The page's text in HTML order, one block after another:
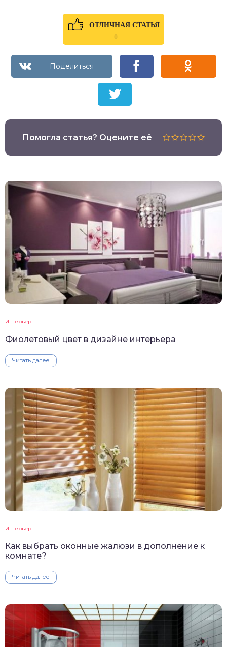
ОТЛИЧНАЯ СТАТЬЯ
0
Помогла статья? Оцените её
Интерьер
Фиолетовый цвет в дизайне интерьера
Читать далее
Интерьер
Как выбрать оконные жалюзи в дополнение к
комнате?
Читать далее